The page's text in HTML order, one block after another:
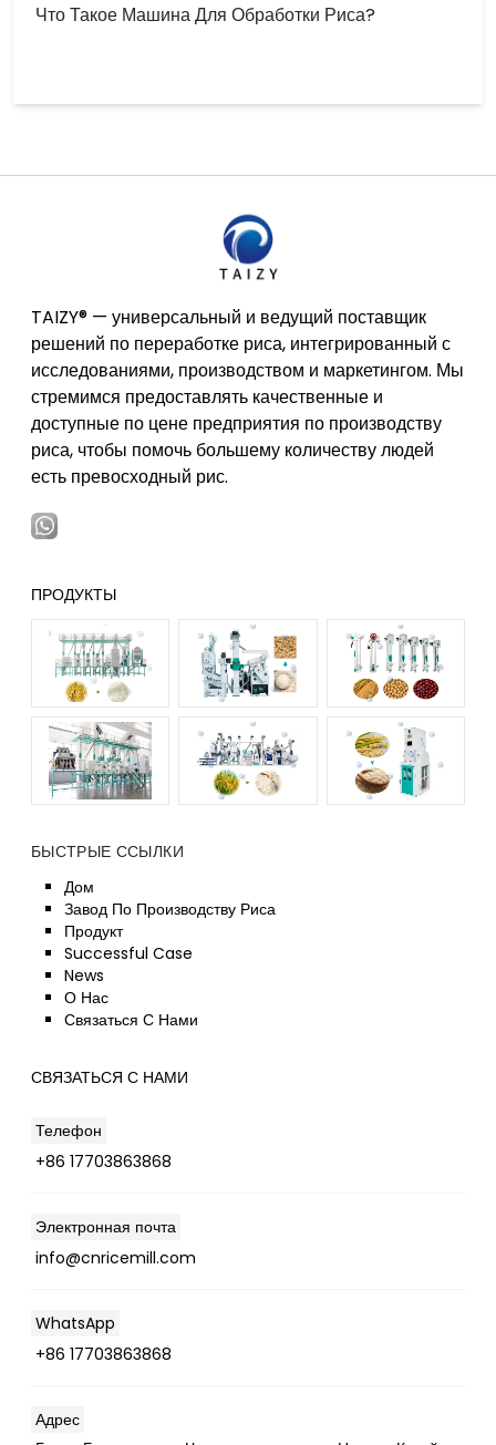
Что Такое Машина Для Обработки Риса?
TAIZY® — универсальный и ведущий поставщик
решений по переработке риса, интегрированный с
исследованиями, производством и маркетингом. Мы
стремимся предоставлять качественные и
доступные по цене предприятия по производству
риса, чтобы помочь большему количеству людей
есть превосходный рис.
ПРОДУКТЫ
БЫСТРЫЕ ССЫЛКИ
Дом
Завод По Производству Риса
Продукт
Successful Case
News
О Нас
Связаться С Нами
СВЯЗАТЬСЯ С НАМИ
Телефон
+86 17703863868
Электронная почта
info@cnricemill.com
WhatsApp
+86 17703863868
Адрес